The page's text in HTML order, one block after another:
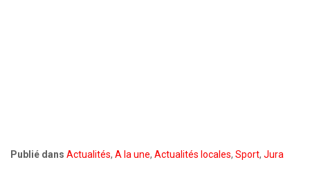
Publié dans Actualités, A la une, Actualités locales, Sport, Jura